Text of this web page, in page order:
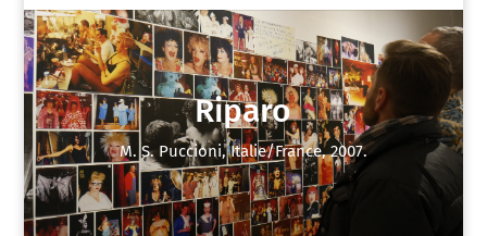
Riparo
M. S. Puccioni, Italie/France, 2007.